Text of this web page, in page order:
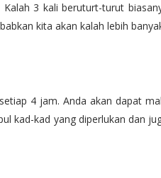
3 kali beruturt-turut
kita akan kalah lebih
4 jam. Anda akan dapat
kad-kad yang diperlukan dan